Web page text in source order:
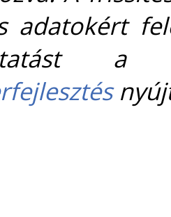
adatokért